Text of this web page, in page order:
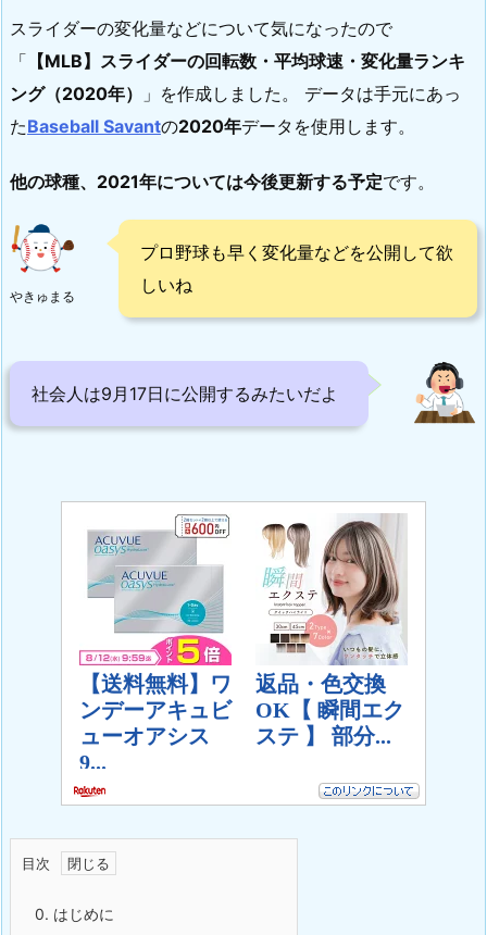
スライダーの変化量などについて気になったので
「 【MLB】スライダーの回転数・平均球速・変化量ランキ
ング（2020年）
」を作成しました。 データは手元にあっ
たBaseball Savantの2020年データを使用します。
他の球種、2021年については今後更新する予定です。
やきゅまる
プロ野球も早く変化量などを公開して欲
しいね
社会人は9月17日に公開するみたいだよ
目次
0. はじめに